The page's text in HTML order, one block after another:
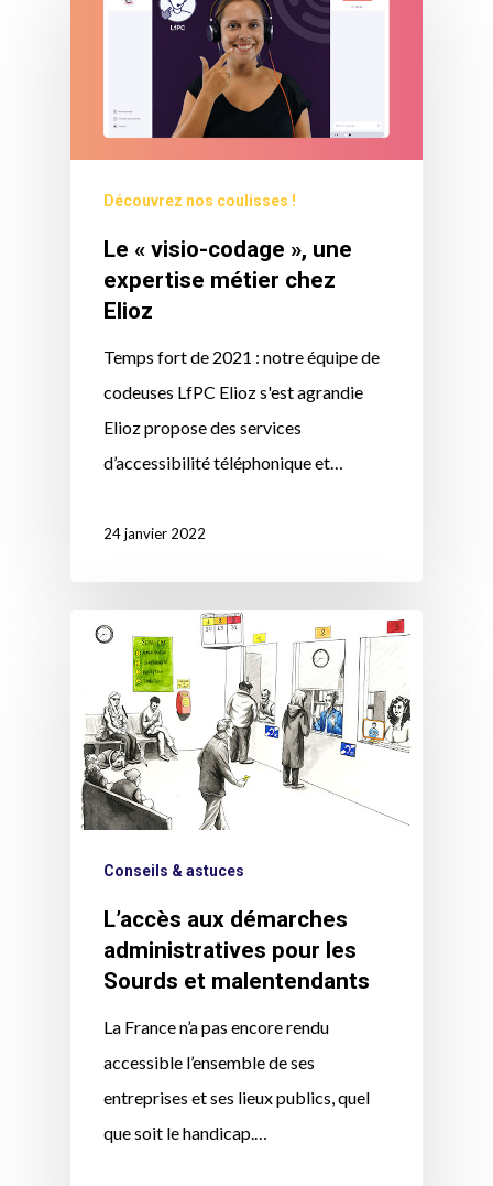
Découvrez nos coulisses !
Le « visio-codage », une
expertise métier chez
Elioz
Temps fort de 2021 : notre équipe de
codeuses LfPC Elioz s'est agrandie
Elioz propose des services
d’accessibilité téléphonique et…
24 janvier 2022
Conseils & astuces
L’accès aux démarches
administratives pour les
Sourds et malentendants
La France n’a pas encore rendu
accessible l’ensemble de ses
entreprises et ses lieux publics, quel
que soit le handicap.…